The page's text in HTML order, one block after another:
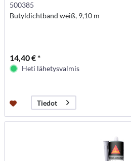
500385
Butyldichtband weiß, 9,10 m
14,40 € *
Heti lähetysvalmis
Tiedot